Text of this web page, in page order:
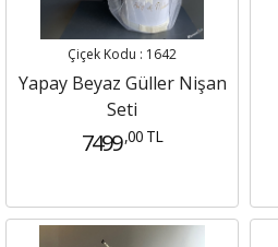
Çiçek Kodu : 1642
Yapay Beyaz Güller Nişan
Seti
7499 ,00 TL